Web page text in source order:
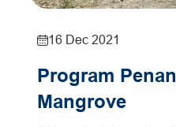
16 Dec 2021
Program
Mangrove